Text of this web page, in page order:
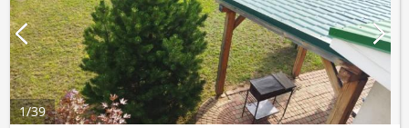
1/39